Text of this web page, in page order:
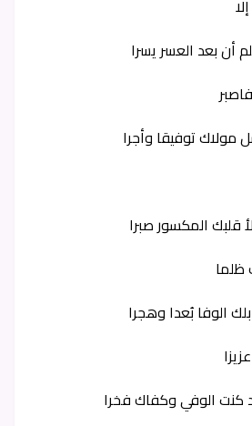
العسر يسرا
وأجرا
صبرا
ظلما
بُعدا وهجرا
وكفاك فخرا